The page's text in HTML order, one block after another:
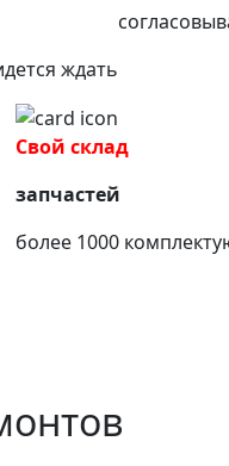
ждать
Свой склад
запчастей
более 1000